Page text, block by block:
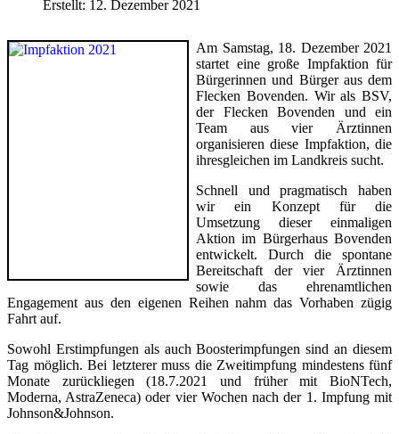
Erstellt: 12. Dezember 2021
Am Samstag, 18. Dezember 2021
startet eine große Impfaktion für
Bürgerinnen und Bürger aus dem
Flecken Bovenden. Wir als BSV,
der Flecken Bovenden und ein
Team aus vier Ärztinnen
organisieren diese Impfaktion, die
ihresgleichen im Landkreis sucht.
Schnell und pragmatisch haben
wir ein Konzept für die
Umsetzung dieser einmaligen
Aktion im Bürgerhaus Bovenden
entwickelt. Durch die spontane
Bereitschaft der vier Ärztinnen
sowie das ehrenamtlichen
Engagement aus den eigenen Reihen nahm das Vorhaben zügig
Fahrt auf.
Sowohl Erstimpfungen als auch Boosterimpfungen sind an diesem
Tag möglich. Bei letzterer muss die Zweitimpfung mindestens fünf
Monate zurückliegen (18.7.2021 und früher mit BioNTech,
Moderna, AstraZeneca) oder vier Wochen nach der 1. Impfung mit
Johnson&Johnson.